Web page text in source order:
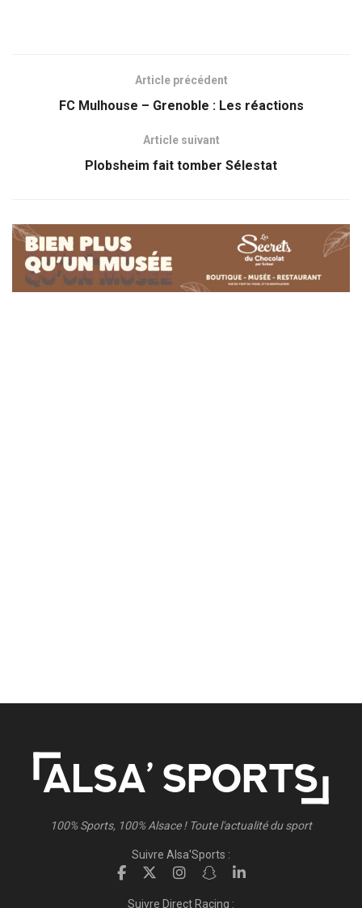
Article précédent
FC Mulhouse – Grenoble : Les réactions
Article suivant
Plobsheim fait tomber Sélestat
100% Sports, 100% Alsace ! Toute l'actualité du sport
Suivre Alsa'Sports :
Suivre Direct Racing :